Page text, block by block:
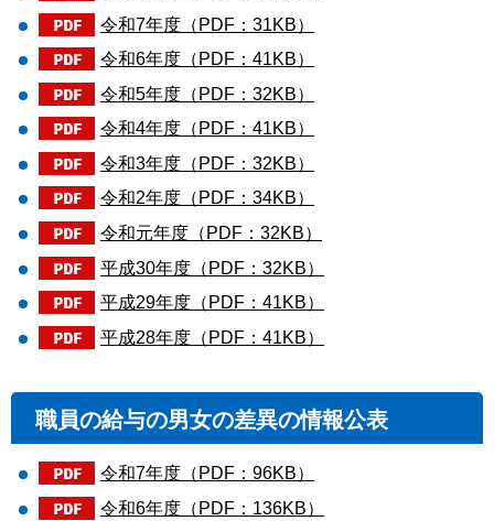
令和7年度（PDF：31KB）
令和6年度（PDF：41KB）
令和5年度（PDF：32KB）
令和4年度（PDF：41KB）
令和3年度（PDF：32KB）
令和2年度（PDF：34KB）
令和元年度（PDF：32KB）
平成30年度（PDF：32KB）
平成29年度（PDF：41KB）
平成28年度（PDF：41KB）
職員の給与の男女の差異の情報公表
令和7年度（PDF：96KB）
令和6年度（PDF：136KB）